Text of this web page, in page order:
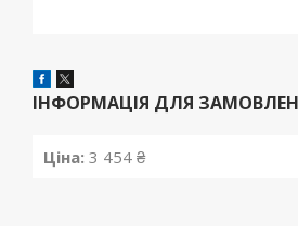
ІНФОРМАЦІЯ ДЛЯ
Ціна: 3 454 ₴